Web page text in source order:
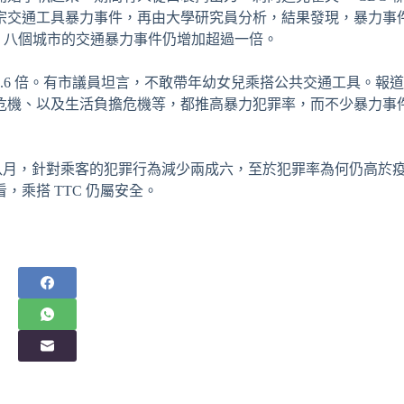
通工具暴力事件，再由大學研究員分析，結果發現，暴力事
個城市的交通暴力事件仍增加超過一倍。
倍。有市議員坦言，不敢帶年幼女兒乘搭公共交通工具。報
、以及生活負擔危機等，都推高暴力犯罪率，而不少暴力事
，針對乘客的犯罪行為減少兩成六，至於犯罪率為何仍高於
乘搭 TTC 仍屬安全。